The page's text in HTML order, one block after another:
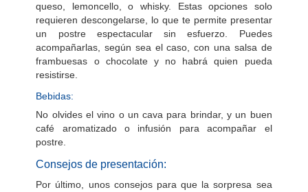
queso, lemoncello, o whisky. Estas opciones solo
requieren descongelarse, lo que te permite presentar
un postre espectacular sin esfuerzo. Puedes
acompañarlas, según sea el caso, con una salsa de
frambuesas o chocolate y no habrá quien pueda
resistirse.
Bebidas:
No olvides el vino o un cava para brindar, y un buen
café aromatizado o infusión para acompañar el
postre.
Consejos de presentación:
Por último, unos consejos para que la sorpresa sea